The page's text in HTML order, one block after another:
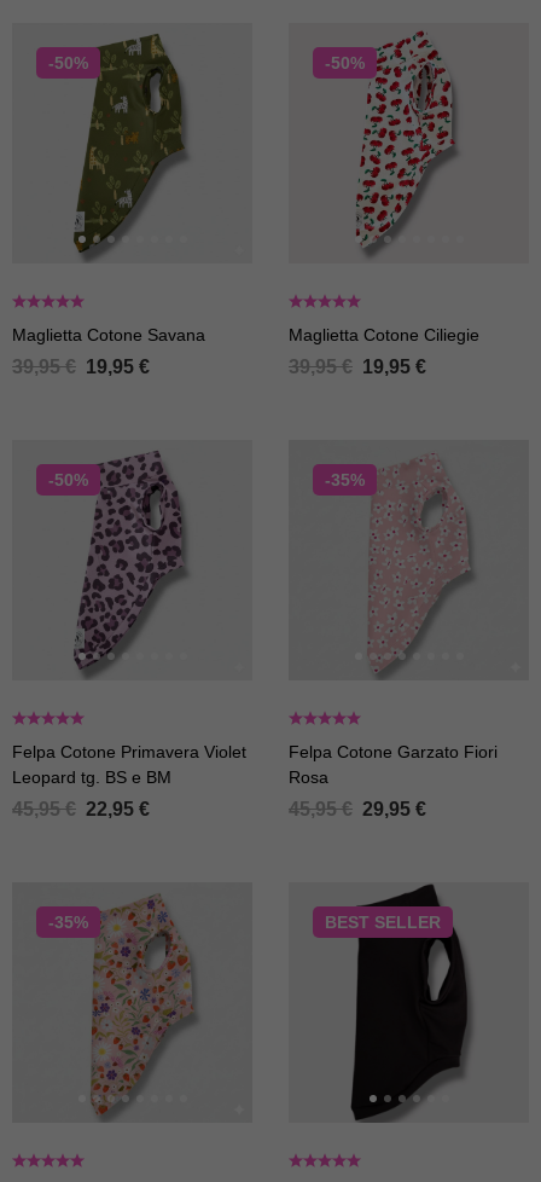
-50%
Maglietta Cotone Savana
39,95€ 19,95 €
-50%
Maglietta Cotone Ciliegie
39,95€ 19,95 €
-50%
Felpa Cotone Primavera Violet
Leopard tg. BS e BM
45,95€ 22,95 €
-35%
Felpa Cotone Garzato Fiori
Rosa
45,95€ 29,95 €
-35% BEST SELLER